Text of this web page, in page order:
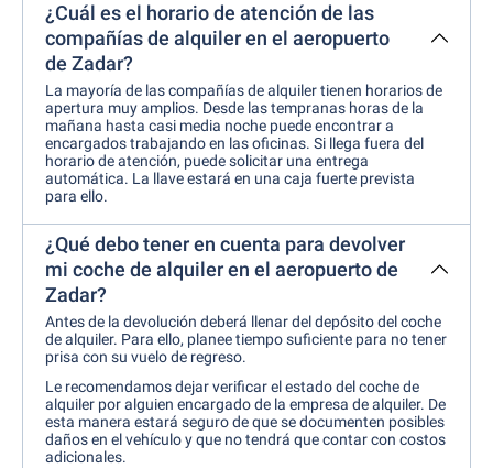
¿Cuál es el horario de atención de las
compañías de alquiler en el aeropuerto
de Zadar?
La mayoría de las compañías de alquiler tienen horarios de
apertura muy amplios. Desde las tempranas horas de la
mañana hasta casi media noche puede encontrar a
encargados trabajando en las oficinas. Si llega fuera del
horario de atención, puede solicitar una entrega
automática. La llave estará en una caja fuerte prevista
para ello.
¿Qué debo tener en cuenta para devolver
mi coche de alquiler en el aeropuerto de
Zadar?
Antes de la devolución deberá llenar del depósito del coche
de alquiler. Para ello, planee tiempo suficiente para no tener
prisa con su vuelo de regreso.
Le recomendamos dejar verificar el estado del coche de
alquiler por alguien encargado de la empresa de alquiler. De
esta manera estará seguro de que se documenten posibles
daños en el vehículo y que no tendrá que contar con costos
adicionales.